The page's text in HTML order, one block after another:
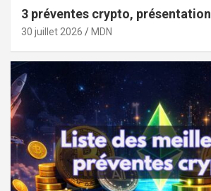
3 préventes crypto,
30 juillet 2026 MDN